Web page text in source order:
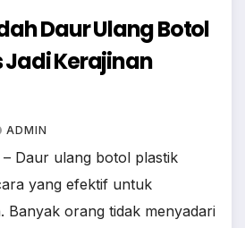
Daur Ulang Botol
Jadi Kerajinan
ADMIN
Daur ulang botol plastik
yang efektif untuk
Banyak orang tidak menyadari